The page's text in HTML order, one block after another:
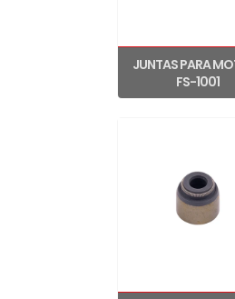
JUNTAS PARA
FS-1001